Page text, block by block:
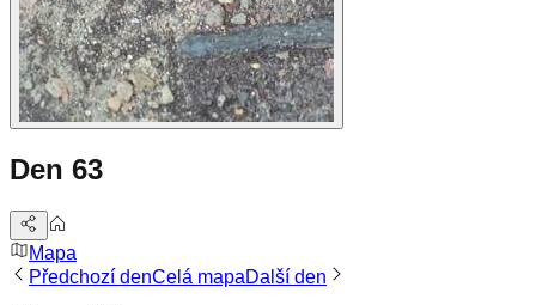
Den 63
Mapa
Předchozí denCelá mapaDalší den